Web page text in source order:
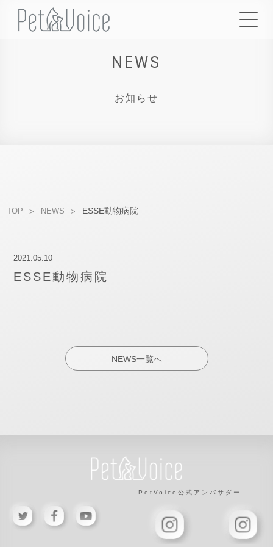
NEWS
お知らせ
TOP NEWS ESSE動物病院
2021.05.10
ESSE動物病院
NEWS一覧へ